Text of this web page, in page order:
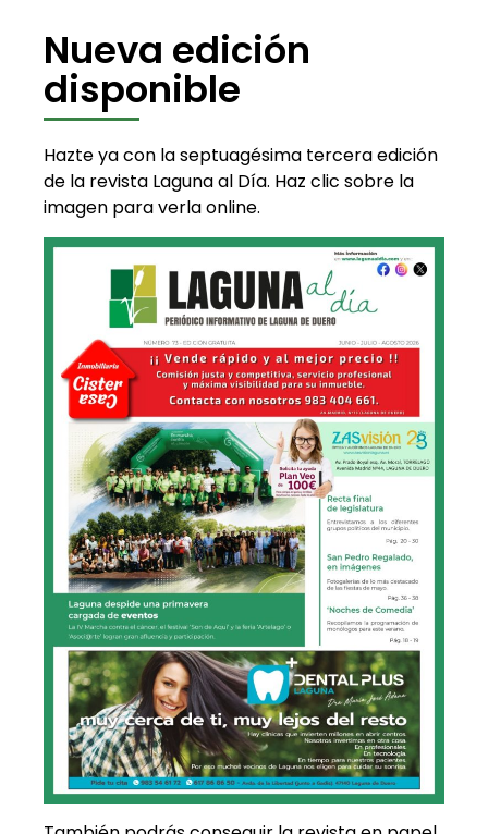
Nueva edición
disponible
Hazte ya con la septuagésima tercera edición
de la revista Laguna al Día. Haz clic sobre la
imagen para verla online.